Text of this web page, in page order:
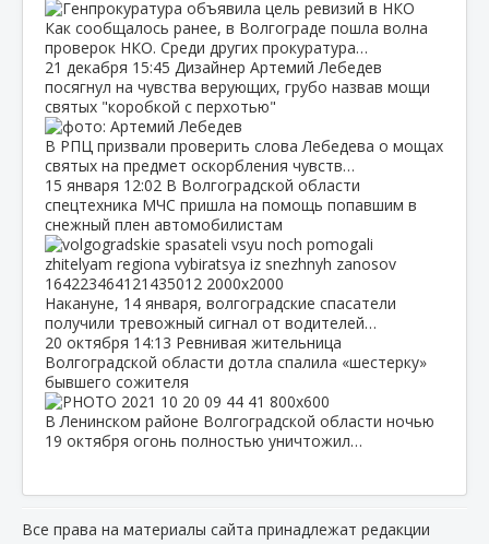
Как сообщалось ранее, в Волгограде пошла волна
проверок НКО. Среди других прокуратура…
21 декабря 15:45 Дизайнер Артемий Лебедев
посягнул на чувства верующих, грубо назвав мощи
святых "коробкой с перхотью"
В РПЦ призвали проверить слова Лебедева о мощах
святых на предмет оскорбления чувств…
15 января 12:02 В Волгоградской области
спецтехника МЧС пришла на помощь попавшим в
снежный плен автомобилистам
Накануне, 14 января, волгоградские спасатели
получили тревожный сигнал от водителей…
20 октября 14:13 Ревнивая жительница
Волгоградской области дотла спалила «шестерку»
бывшего сожителя
В Ленинском районе Волгоградской области ночью
19 октября огонь полностью уничтожил…
Все права на материалы сайта принадлежат редакции